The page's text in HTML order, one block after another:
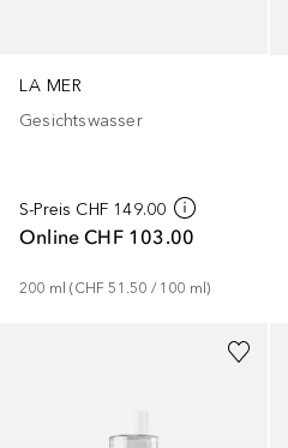
LA MER
Gesichtswasser
S-Preis CHF 149.00
Online CHF 103.00
200 ml (CHF 51.50 / 100 ml)